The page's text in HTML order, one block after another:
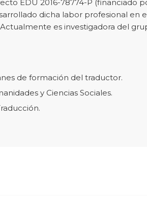
EDU 2016-78774-P (financiado
dicha labor profesional en
es investigadora del
de formación del traductor.
y Ciencias Sociales.